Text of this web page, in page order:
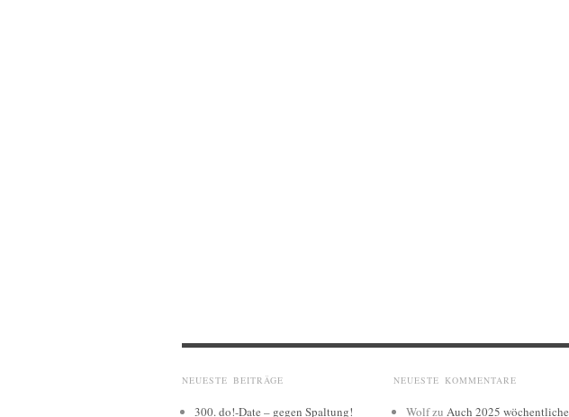
NEUESTE BEITRÄGE
300. do!-Date – gegen Spaltung!
NEUESTE KOMMENTARE
Wolfzu Auch 2025 wöchentliche